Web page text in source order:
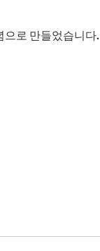
으로 만들었습니다.